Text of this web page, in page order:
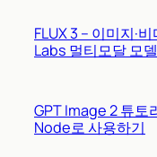
FLUX 3 – 이미지·
Labs 멀티모달 모델
GPT Image 2 튜
Node로 사용하기